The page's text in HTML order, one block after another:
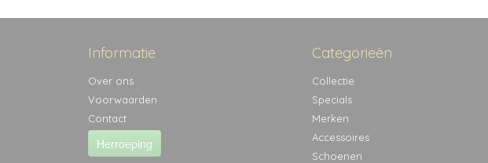
Informatie
Over ons
Voorwaarden
Contact
Herroeping
Categorieën
Collectie
Specials
Merken
Accessoires
Schoenen